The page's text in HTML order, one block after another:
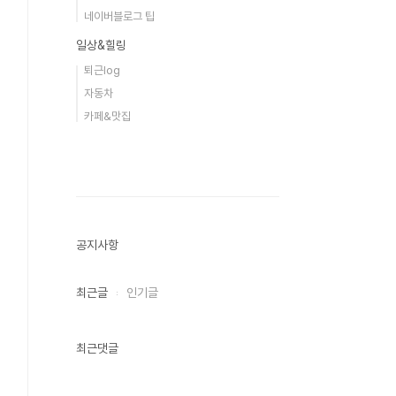
네이버블로그 팁
일상&힐링
퇴근log
자동차
카페&맛집
공지사항
최근글 인기글
최근댓글